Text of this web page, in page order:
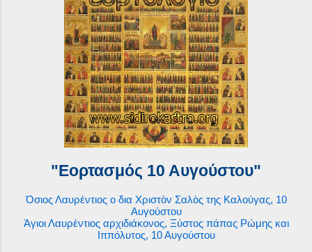
"Εορτασμός 10 Αυγούστου"
Όσιος Λαυρέντιος ο δια Χριστὸν Σαλὸς της Καλούγας, 10
Αυγούστου
Άγιοι Λαυρέντιος αρχιδιάκονος, Ξύστος πάπας Ρώμης και
Ιππόλυτος, 10 Αυγούστου